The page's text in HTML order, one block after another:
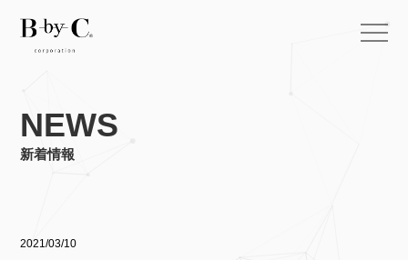
NEWS
新着情報
2021/03/10